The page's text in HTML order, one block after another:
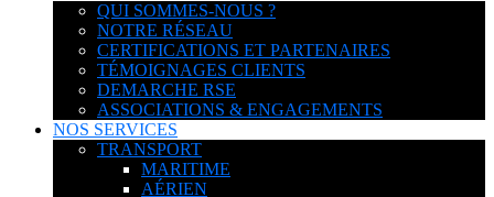
QUI SOMMES-NOUS ?
NOTRE RÉSEAU
CERTIFICATIONS ET PARTENAIRES
TÉMOIGNAGES CLIENTS
DEMARCHE RSE
ASSOCIATIONS & ENGAGEMENTS
NOS SERVICES
TRANSPORT
MARITIME
AÉRIEN